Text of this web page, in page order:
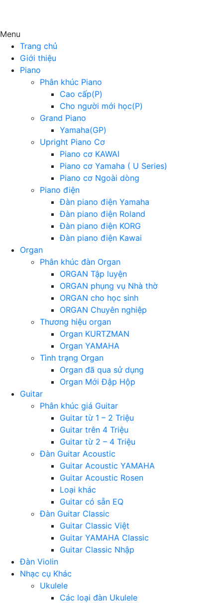
Menu
Trang chủ
Giới thiệu
Piano
Phân khúc Piano
Cao cấp(P)
Cho người mới học(P)
Grand Piano
Yamaha(GP)
Upright Piano Cơ
Piano cơ KAWAI
Piano cơ Yamaha ( U Series)
Piano cơ Ngoài dòng
Piano điện
Đàn piano điện Yamaha
Đàn piano điện Roland
Đàn piano điện KORG
Đàn piano điện Kawai
Organ
Phân khúc đàn Organ
ORGAN Tập luyện
ORGAN phụng vụ Nhà thờ
ORGAN cho học sinh
ORGAN Chuyên nghiệp
Thương hiệu organ
Organ KURTZMAN
Organ YAMAHA
Tình trạng Organ
Organ đã qua sử dụng
Organ Mới Đập Hộp
Guitar
Phân khúc giá Guitar
Guitar từ 1 – 2 Triệu
Guitar trên 4 Triệu
Guitar từ 2 – 4 Triệu
Đàn Guitar Acoustic
Guitar Acoustic YAMAHA
Guitar Acoustic Rosen
Loại khác
Guitar có sẵn EQ
Đàn Guitar Classic
Guitar Classic Việt
Guitar YAMAHA Classic
Guitar Classic Nhập
Đàn Violin
Nhạc cụ Khác
Ukulele
Các loại đàn Ukulele